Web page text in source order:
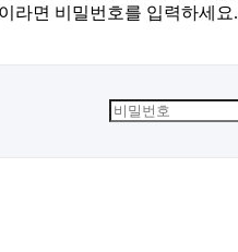
라면 비밀번호를 입력하세요.